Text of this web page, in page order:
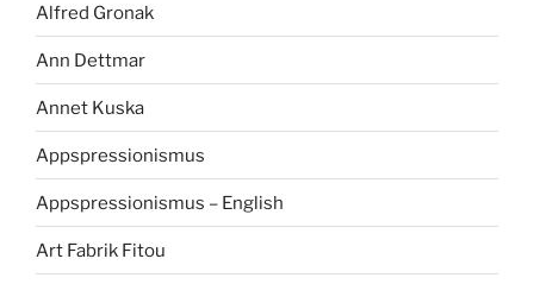
Alfred Gronak
Ann Dettmar
Annet Kuska
Appspressionismus
Appspressionismus – English
Art Fabrik Fitou